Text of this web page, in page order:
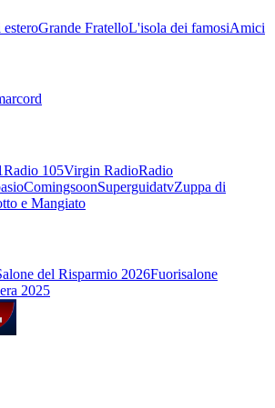
Grande FratelloL'isola dei famosiAmici
Radio 105Virgin RadioRadio
ComingsoonSuperguidatvZuppa di
e Mangiato
del Risparmio 2026Fuorisalone
2025